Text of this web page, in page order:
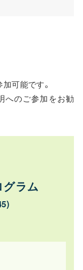
可能です。
へのご参加をお勧
ラム